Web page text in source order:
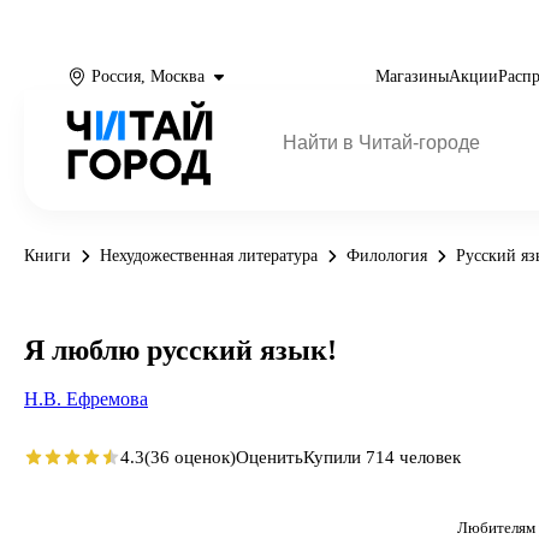
Россия, Москва МагазиныАкции
Книги Нехудожественная литература Филология Русский
Любителям
Я люблю русский язык!
Н.В. Ефремова
4.3(36 оценок)ОценитьКупили 714 человек